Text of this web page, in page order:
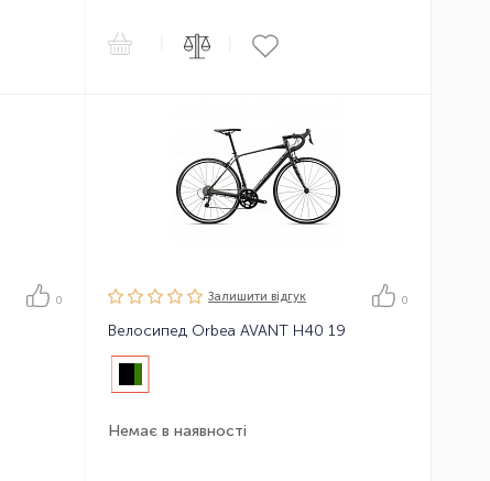
0 Залишити вiдгук 0
Велосипед Orbea AVANT H40 19
Немає в наявності